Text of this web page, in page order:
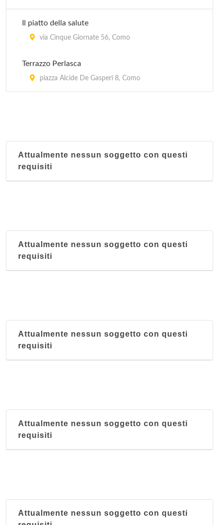
Il piatto della salute
via Cinque Giornate 56, Como
Terrazzo Perlasca
piazza Alcide De Gasperi 8, Como
Attualmente nessun soggetto con questi
requisiti
Attualmente nessun soggetto con questi
requisiti
Attualmente nessun soggetto con questi
requisiti
Attualmente nessun soggetto con questi
requisiti
Attualmente nessun soggetto con questi